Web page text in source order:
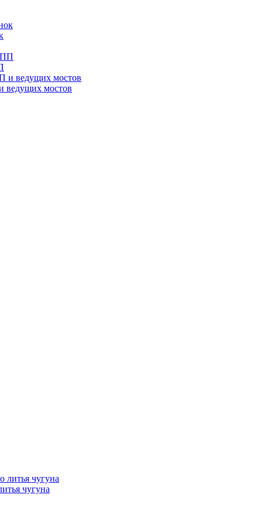
ведущих мостов
чугуна